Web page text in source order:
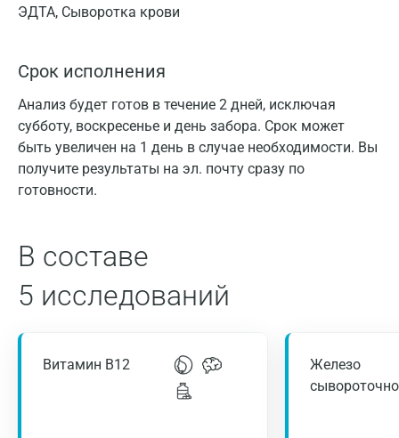
ЭДТА, Сыворотка крови
Срок исполнения
Анализ будет готов в течение 2 дней, исключая
субботу, воскресенье и день забора. Срок может
быть увеличен на 1 день в случае необходимости. Вы
получите результаты на эл. почту сразу по
готовности.
В составе
5 исследований
Витамин В12
Железо